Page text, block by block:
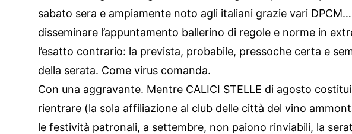
sabato sera e ampiamente noto agli italiani grazie vari
disseminare l’appuntamento ballerino di regole e norme in
l’esatto contrario: la prevista, probabile, pressoche certa e
della serata. Come virus comanda.
Con una aggravante. Mentre CALICI STELLE di agosto
rientrare (la sola affiliazione al club delle città del vino
le festività patronali, a settembre, non paiono rinviabili, la